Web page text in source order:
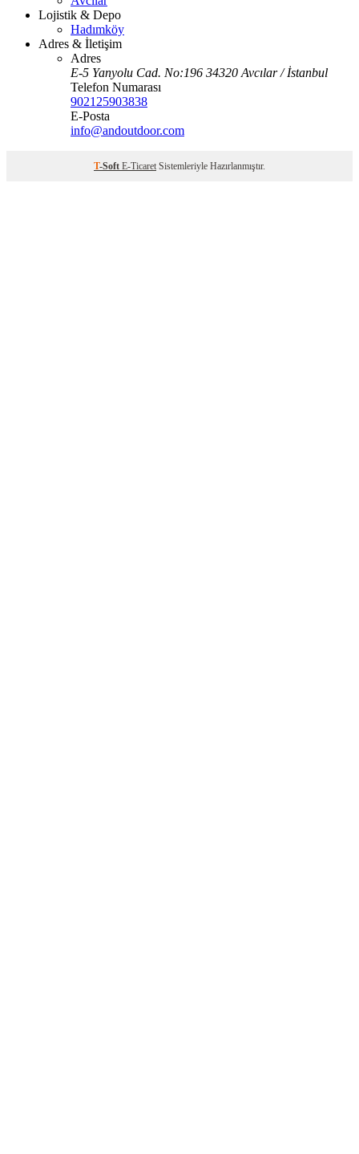
Lojistik & Depo
Hadımköy
Adres & İletişim
Adres
E-5 Yanyolu Cad. No:196 34320 Avcılar / İstanbul
Telefon Numarası
902125903838
E-Posta
info@andoutdoor.com
T-Soft E-Ticaret Sistemleriyle Hazırlanmıştır.